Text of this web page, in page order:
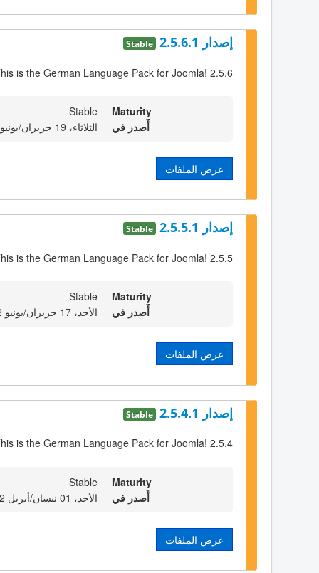
إصدار 2.5.6.1 Stable
is the German Language Pack for Joomla! 2.5.6
Maturity
Stable
أٌصدر في
الثلاثاء، 19 حزيران/يونيو 2012 23:00
عرض الملفات
إصدار 2.5.5.1 Stable
is the German Language Pack for Joomla! 2.5.5
Maturity
Stable
أٌصدر في
الأحد، 17 حزيران/يونيو 2012 23:00
عرض الملفات
إصدار 2.5.4.1 Stable
is the German Language Pack for Joomla! 2.5.4
Maturity
Stable
أٌصدر في
الأحد، 01 نيسان/أبريل 2012 23:00
عرض الملفات